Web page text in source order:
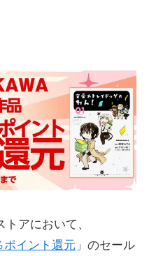
アにおいて、
ポイント還元 」のセール